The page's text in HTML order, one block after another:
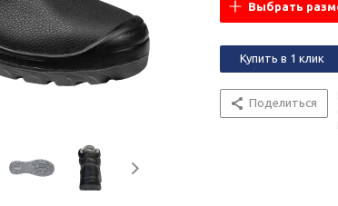
Выбрать
Купить в 1 клик
Поделиться